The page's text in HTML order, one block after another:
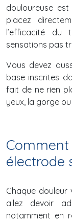
douloureuse
placez
l’efficacité du
sensations pas
Vous devez
base inscrites
fait de ne rien
yeux, la gorge
électrode
Chaque
allez devoir
notamment en